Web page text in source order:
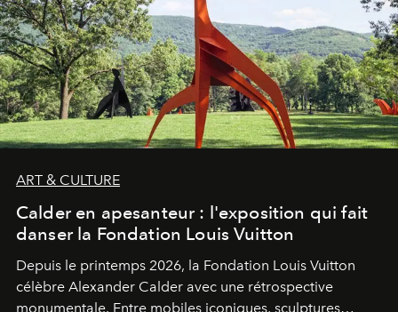
ART & CULTURE
Calder en apesanteur : l'exposition qui fait
danser la Fondation Louis Vuitton
Depuis le printemps 2026, la Fondation Louis Vuitton
célèbre Alexander Calder avec une rétrospective
monumentale. Entre mobiles iconiques, sculptures